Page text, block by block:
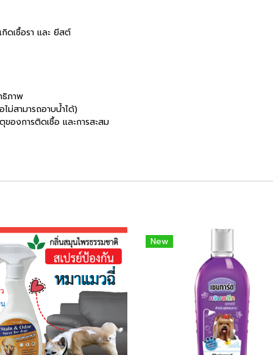
ดเชื้อรา และ ยีสต์
ธิภาพ
ม่สามารถอาบน้ำได้)
องการติดเชื้อ และการสะสม
New